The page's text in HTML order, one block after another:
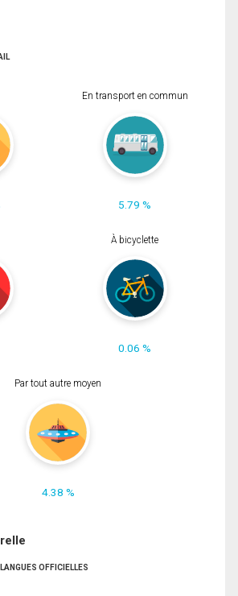
En transport en commun
5.79 %
À bicyclette
0.06 %
Par tout autre moyen
4.38 %
OFFICIELLES